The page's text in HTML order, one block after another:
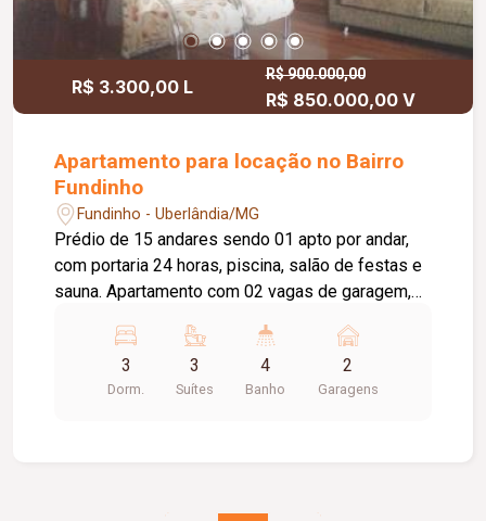
R$ 3.300,00 L
R$ 900.000,00
R$ 850.000,00 V
Apartamento para locação no Bairro
Fundinho
Fundinho - Uberlândia/MG
Prédio de 15 andares sendo 01 apto por andar,
com portaria 24 horas, piscina, salão de festas e
sauna. Apartamento com 02 vagas de garagem,
área de serviço, dependência completa de
empregada(o). Todo montado com armários.
3
Dorm.
3
Suítes
4
Banho
2
Garagens